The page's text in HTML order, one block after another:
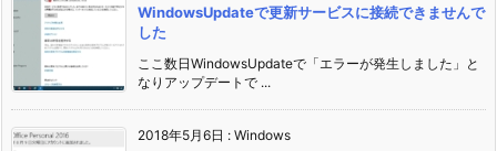
WindowsUpdateで更新サービスに接続できませんで
した
ここ数日WindowsUpdateで「エラーが発生しました」と
なりアップデートで ...
2018年5月6日 : Windows